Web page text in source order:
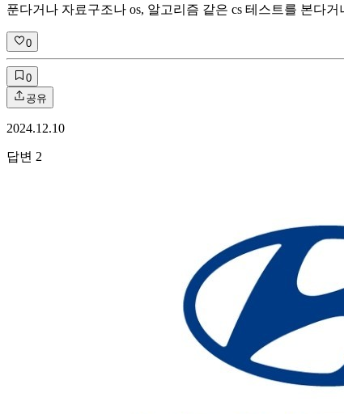
푼다거나 자료구조나 os, 알고리즘 같은 cs 테스트를 본다
0
0
공유
2024.12.10
답변 2